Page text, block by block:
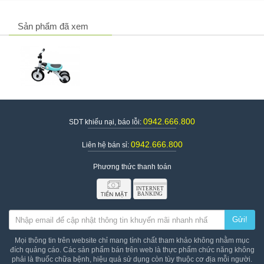
Hãng sản xuất:
Xuất xứ: Mỹ
Dòng sản phẩm:
Chất liệu: Hợp kim cao cấp
Giá xe 3 bánh đa năng Nadle SL-A2/A2G: 1.989.000đ/ sản
Sản phẩm đã xem
SDT khiếu nại, báo lỗi: 0942.666.800
Liên hệ bán sỉ: 0942.666.800
Phương thức thanh toán
Gửi!
Mọi thông tin trên website chỉ mang tính chất tham khảo không nhằm mục
đích quảng cáo. Các sản phẩm bán trên web là thực phẩm chức năng không
phải là thuốc chữa bệnh, hiệu quả sử dụng còn tùy thuộc cơ địa mỗi người.